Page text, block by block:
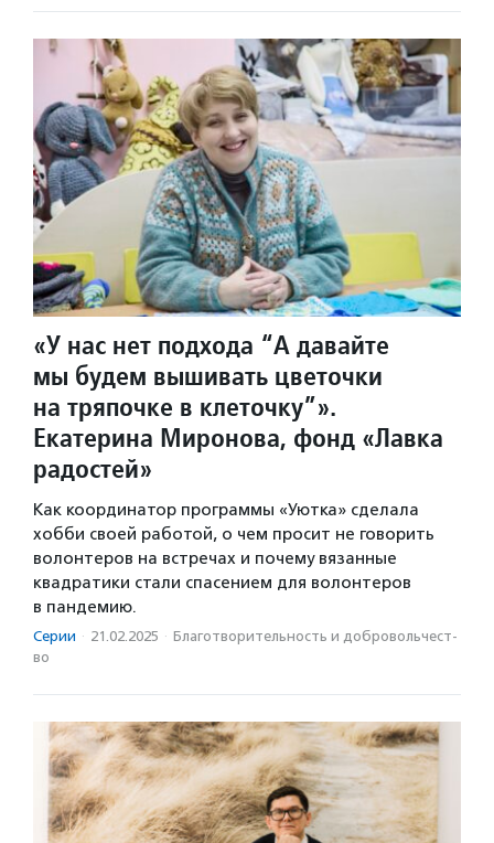
«У нас нет подхода “А давайте
мы будем вышивать цветочки
на тряпочке в клеточку”».
Екатерина Миронова, фонд «Лавка
радостей»
Как координатор программы «Уютка» сделала
хобби своей работой, о чем просит не говорить
волонтеров на встречах и почему вязанные
квадратики стали спасением для волонтеров
в пандемию.
Серии · 21.02.2025 · Благотвори­тель­ность и доброволь­чест­
во